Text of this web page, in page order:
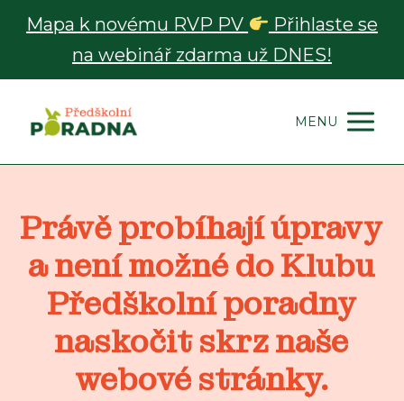
Mapa k novému RVP PV
Přihlaste se
na webinář zdarma už DNES!
MENU
Právě probíhají úpravy
a není možné do Klubu
Předškolní poradny
naskočit skrz naše
webové stránky.